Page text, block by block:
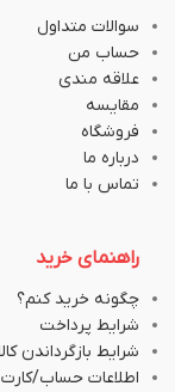
سوالات متداول
حساب من
علاقه مندی
مقایسه
فروشگاه
درباره ما
تماس با ما
راهنمای خرید
چگونه خرید کنم؟
شرایط پرداخت
شرایط بازگرداندن
اطلاعات حساب/کارت